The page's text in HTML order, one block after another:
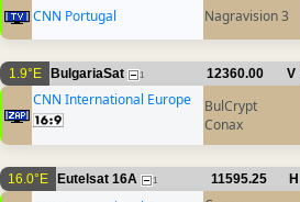
CNN Portugal
Nagravision 3
1.9°E BulgariaSat 1 12360.00 V
CNN International Europe
BulCrypt
Conax
16.0°E Eutelsat 16A 1 11595.25 H